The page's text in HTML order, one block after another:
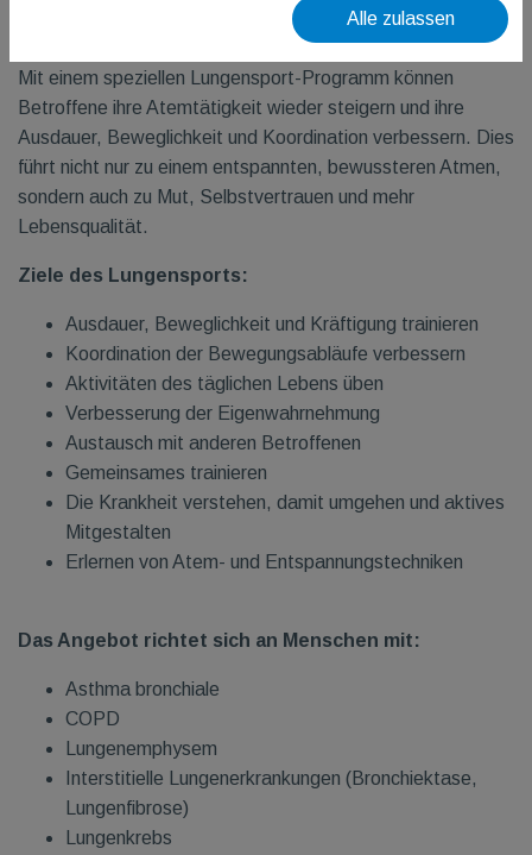
diesen Kreislauf zu durchbrechen.
Mit einem speziellen Lungensport-Programm können
Betroffene ihre Atemtätigkeit wieder steigern und ihre
Ausdauer, Beweglichkeit und Koordination verbessern. Dies
führt nicht nur zu einem entspannten, bewussteren Atmen,
sondern auch zu Mut, Selbstvertrauen und mehr
Lebensqualität.
Ziele des Lungensports:
Ausdauer, Beweglichkeit und Kräftigung trainieren
Koordination der Bewegungsabläufe verbessern
Aktivitäten des täglichen Lebens üben
Verbesserung der Eigenwahrnehmung
Austausch mit anderen Betroffenen
Gemeinsames trainieren
Die Krankheit verstehen, damit umgehen und aktives
Mitgestalten
Erlernen von Atem- und Entspannungstechniken
Das Angebot richtet sich an Menschen mit:
Asthma bronchiale
COPD
Lungenemphysem
Interstitielle Lungenerkrankungen (Bronchiektase,
Lungenfibrose)
Lungenkrebs
Alle zulassen